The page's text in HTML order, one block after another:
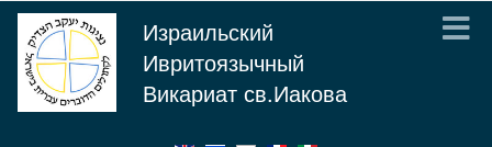
Израильский
Ивритоязычный
Викариат св.Иакова